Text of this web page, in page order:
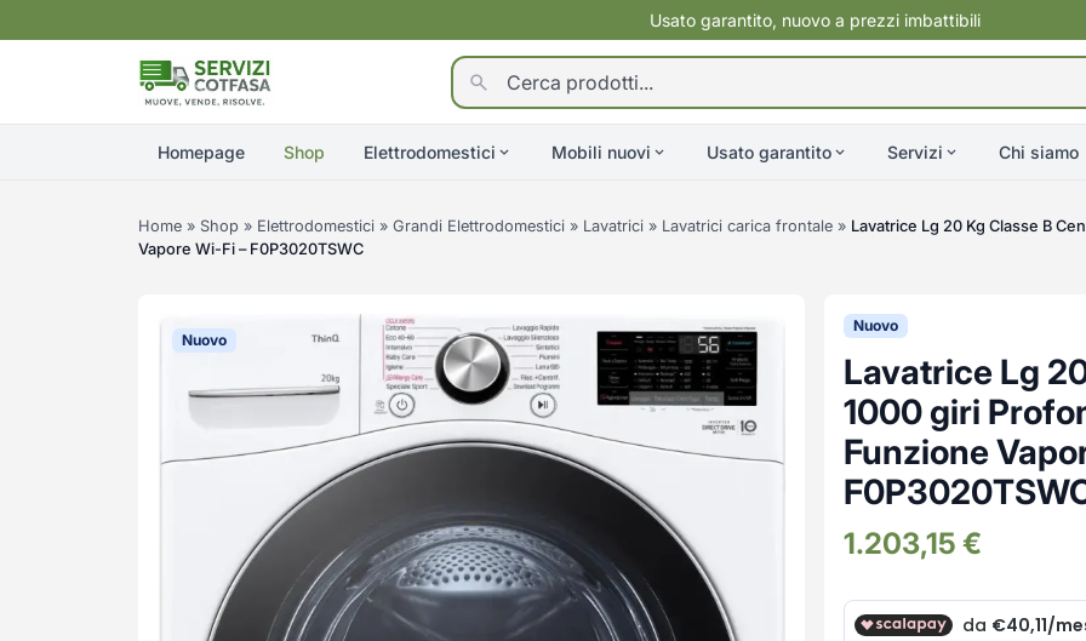
Usato garantito, nuovo a prezzi imbattibili
Homepage Shop Elettrodomestici Mobili nuovi Usato garantito Servizi Chi siamo
Home » Shop » Elettrodomestici » Grandi Elettrodomestici » Lavatrici » Lavatrici carica frontale » Lavatrice Lg 20 Kg Classe B
Vapore Wi-Fi – F0P3020TSWC
Nuovo
Nuovo
Lavatrice Lg
1000 giri
Funzione
1.203,15 €